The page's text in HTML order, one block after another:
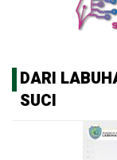
DARI
SUCI